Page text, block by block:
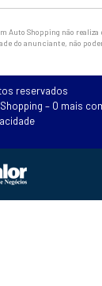
Auto Shopping não
do anunciante, não
reservados
– O mais